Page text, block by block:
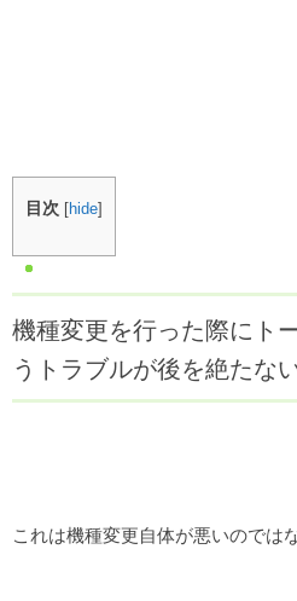
目次 [hide]
機種変更を行った際にト
うトラブルが後を絶たな
これは機種変更自体が悪いのではな